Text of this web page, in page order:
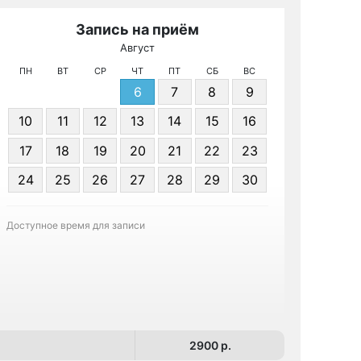
Запись на приём
Август
ПН ВТ СР ЧТ ПТ СБ ВС
6 7 8
9
10
11 12 13 14 15
16
17
18 19 20 21 22
23
24
25 26 27 28 29 30
Доступное время для записи
2900 p.